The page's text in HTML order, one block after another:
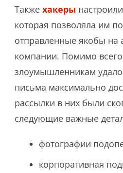
Также хакеры
которая позволяла им
отправленные якобы на
компании. Помимо
злоумышленникам
письма максимально
рассылки в них были
следующие важные
фотографии
корпоративная